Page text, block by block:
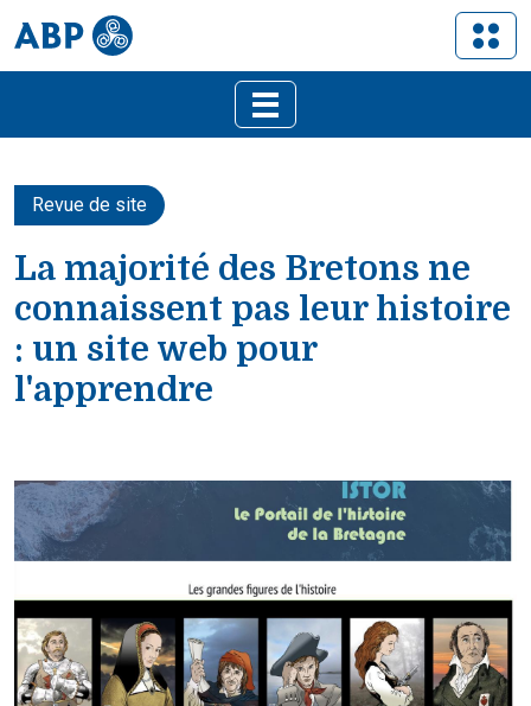
Revue de site
La majorité des Bretons ne
connaissent pas leur histoire
: un site web pour
l'apprendre